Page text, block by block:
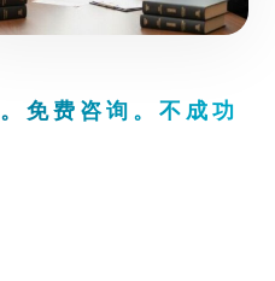
免费咨询。不成功